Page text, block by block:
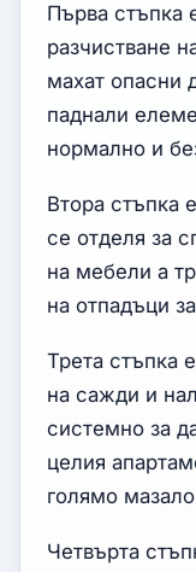
Първа стъпка
разчистване
махат опасни
паднали
нормално и
Втора стъпка
се отделя за
на мебели а
на отпадъци
Трета стъпка
на сажди и
системно за
целия
голямо мазало
Четвърта